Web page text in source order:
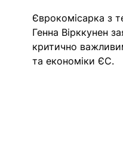
Єврокомісарка з
Генна Вірккунен
критично
та економіки ЄС.